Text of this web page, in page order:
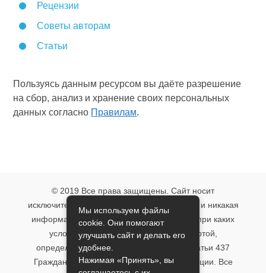
Рецензии
Советы авторам
Статьи
Пользуясь данным ресурсом вы даёте разрешение
на сбор, анализ и хранение своих персональных
данных согласно Правилам.
© 2019 Все права защищены. Сайт носит
исключительно информационный характер и никакая
информация, опубликованная на нём, ни при каких
условиях не является публичной офертой,
определяемой положениями пункта 2 статьи 437
Гражданского кодекса Российской Федерации. Все
Мы используем файлы
cookie. Они помогают
улучшать сайт и делать его
удобнее.
Нажимая «Принять», вы